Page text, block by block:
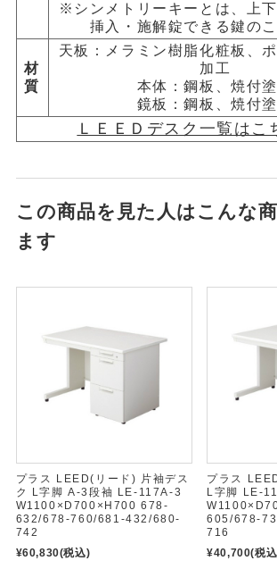
※シンメトリーキーとは、上下
挿入・施解錠できる鍵のこ
材
質
天板：メラミン樹脂化粧板、
加工
本体：鋼板、焼付
鏡板：鋼板、焼付
ＬＥＥＤデスク一覧はこ
この商品を見た人はこんな
ます
プラス LEED(リード) 片袖デス
ク L字脚 A-3段袖 LE-117A-3
W1100×D700×H700 678-
632/678-760/681-432/680-
742
¥60,830(税込)
プラス
L字脚 LE-
605/678-
716
¥40,700(税